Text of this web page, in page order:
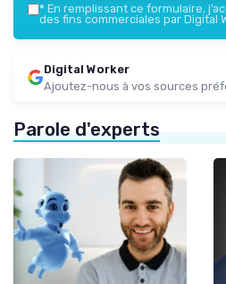
* En remplissant ce formulaire,
des fins commerciales par Digital
Digital Worker
Ajoutez-nous à vos sources
Parole d'experts